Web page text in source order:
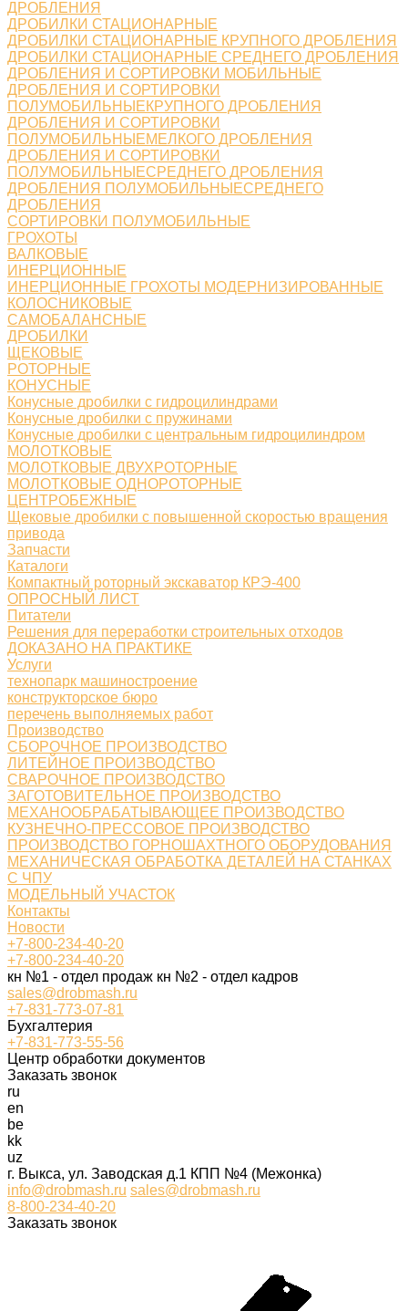
ДРОБЛЕНИЯ
ДРОБИЛКИ СТАЦИОНАРНЫЕ
ДРОБИЛКИ СТАЦИОНАРНЫЕ КРУПНОГО ДРОБЛЕНИЯ
ДРОБИЛКИ СТАЦИОНАРНЫЕ СРЕДНЕГО ДРОБЛЕНИЯ
ДРОБЛЕНИЯ И СОРТИРОВКИ МОБИЛЬНЫЕ
ДРОБЛЕНИЯ И СОРТИРОВКИ
ПОЛУМОБИЛЬНЫЕКРУПНОГО ДРОБЛЕНИЯ
ДРОБЛЕНИЯ И СОРТИРОВКИ
ПОЛУМОБИЛЬНЫЕМЕЛКОГО ДРОБЛЕНИЯ
ДРОБЛЕНИЯ И СОРТИРОВКИ
ПОЛУМОБИЛЬНЫЕСРЕДНЕГО ДРОБЛЕНИЯ
ДРОБЛЕНИЯ ПОЛУМОБИЛЬНЫЕСРЕДНЕГО
ДРОБЛЕНИЯ
СОРТИРОВКИ ПОЛУМОБИЛЬНЫЕ
ГРОХОТЫ
ВАЛКОВЫЕ
ИНЕРЦИОННЫЕ
ИНЕРЦИОННЫЕ ГРОХОТЫ МОДЕРНИЗИРОВАННЫЕ
КОЛОСНИКОВЫЕ
САМОБАЛАНСНЫЕ
ДРОБИЛКИ
ЩЕКОВЫЕ
РОТОРНЫЕ
КОНУСНЫЕ
Конусные дробилки с гидроцилиндрами
Конусные дробилки с пружинами
Конусные дробилки с центральным гидроцилиндром
МОЛОТКОВЫЕ
МОЛОТКОВЫЕ ДВУХРОТОРНЫЕ
МОЛОТКОВЫЕ ОДНОРОТОРНЫЕ
ЦЕНТРОБЕЖНЫЕ
Щековые дробилки с повышенной скоростью вращения
привода
Запчасти
Каталоги
Компактный роторный экскаватор КРЭ-400
ОПРОСНЫЙ ЛИСТ
Питатели
Решения для переработки строительных отходов
ДОКАЗАНО НА ПРАКТИКЕ
Услуги
технопарк машиностроение
конструкторское бюро
перечень выполняемых работ
Производство
СБОРОЧНОЕ ПРОИЗВОДСТВО
ЛИТЕЙНОЕ ПРОИЗВОДСТВО
СВАРОЧНОЕ ПРОИЗВОДСТВО
ЗАГОТОВИТЕЛЬНОЕ ПРОИЗВОДСТВО
МЕХАНООБРАБАТЫВАЮЩЕЕ ПРОИЗВОДСТВО
КУЗНЕЧНО-ПРЕССОВОЕ ПРОИЗВОДСТВО
ПРОИЗВОДСТВО ГОРНОШАХТНОГО ОБОРУДОВАНИЯ
МЕХАНИЧЕСКАЯ ОБРАБОТКА ДЕТАЛЕЙ НА СТАНКАХ
С ЧПУ
МОДЕЛЬНЫЙ УЧАСТОК
Контакты
Новости
+7-800-234-40-20
+7-800-234-40-20
кн №1 - отдел продаж кн №2 - отдел кадров
sales@drobmash.ru
+7-831-773-07-81
Бухгалтерия
+7-831-773-55-56
Центр обработки документов
Заказать звонок
ru
en
be
kk
uz
г. Выкса, ул. Заводская д.1 КПП №4 (Межонка)
info@drobmash.ru sales@drobmash.ru
8-800-234-40-20
Заказать звонок